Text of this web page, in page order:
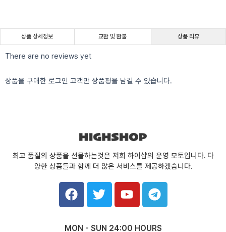
상품 상세정보 교환 및 환불 상품 리뷰
There are no reviews yet
상품을 구매한 로그인 고객만 상품평을 남길 수 있습니다.
최고 품질의 상품을 선물하는것은 저희 하이샵의 운영 모토입니다. 다
양한 상품들과 함께 더 많은 서비스를 제공하겠습니다.
F
a
c
T
w
i
Y
o
u
T
e
l
MON - SUN 24:00 HOURS